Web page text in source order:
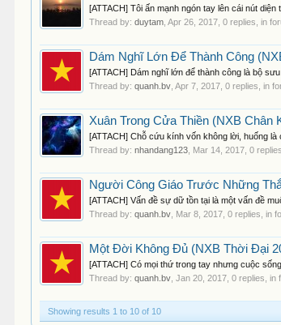
[ATTACH] Tôi ấn mạnh ngón tay lên cái nút
Thread by:duytam ,Apr 26, 2017 , 0 replies, in
Dám Nghĩ Lớn Để Thành Công
[ATTACH] Dám nghĩ lớn để thành công là bộ
Thread by:quanh.bv ,Apr 7, 2017 , 0 replies, in
Xuân Trong Cửa Thiền (NXB Chân
[ATTACH] Chỗ cứu kính vốn không lời, huống
Thread by:nhandang123 Mar 14, 2017 , 0
Người Công Giáo Trước Những
[ATTACH] Vấn đề sự dữ tồn tại là một vấn đề
Thread by:quanh.bv Mar 8, 2017 , 0 replies, in
Một Đời Không Đủ (NXB Thời Đại
[ATTACH] Có mọi thứ trong tay nhưng cuộc
Thread by:quanh.bv ,Jan 20, 2017 , 0 replies,
Showing results 1 to 10 of 10